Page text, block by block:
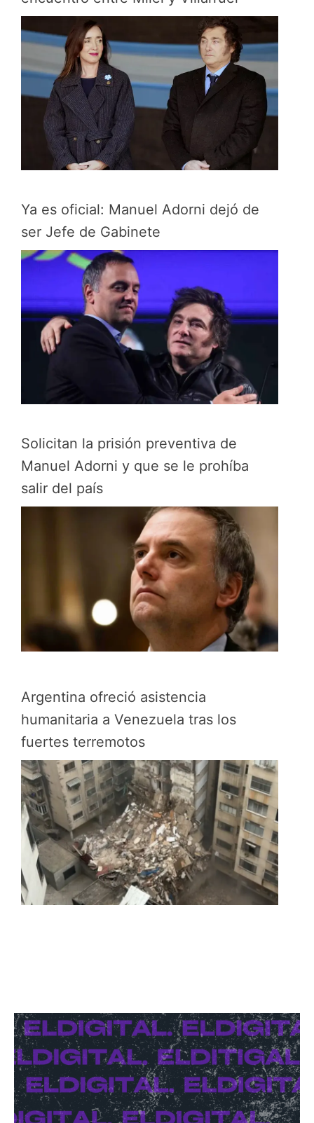
Ya es oficial: Manuel Adorni dejó de
ser Jefe de Gabinete
Solicitan la prisión preventiva de
Manuel Adorni y que se le prohíba
salir del país
Argentina ofreció asistencia
humanitaria a Venezuela tras los
fuertes terremotos